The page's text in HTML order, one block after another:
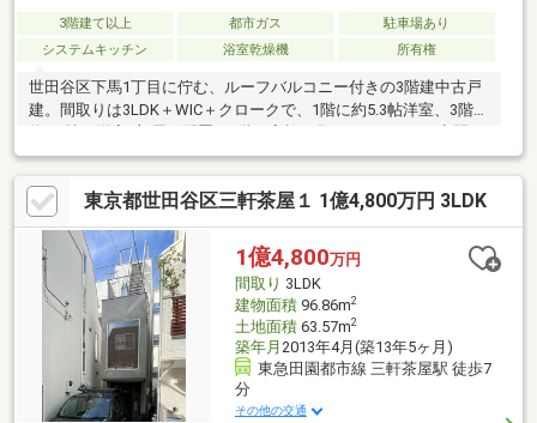
3階建て以上 都市ガス
駐車場あり
システムキッチン
浴室乾燥機 所有権
世田谷区下馬1丁目に佇む、ルーフバルコニー付きの3階建中古戸
建。間取りは3LDK＋WIC＋クロークで、1階に約5.3帖洋室、3階に
なっており、水まわりと居住スペースを分けた使いやすい設計で
す。収納も充実し、都心生活にフィットする一邸です。
東京都世田谷区三軒茶屋１ 1億4,800万円 3LDK
1億4,800万円
間取り 3LDK
建物面積96.86m2
土地面積63.57m2
築年月 2013年4月(築13年5ヶ月)
東急田園都市線 三軒茶屋駅 徒歩7
分
その他の交通